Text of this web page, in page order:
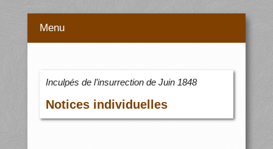
Menu
Inculpés de l’insurrection de Juin 1848
Notices individuelles